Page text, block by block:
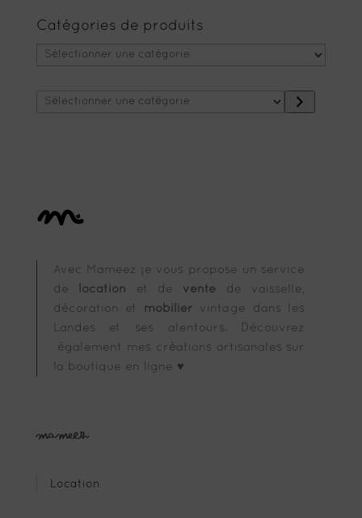
Catégories de produits
Sélectionner
Avec Mameez je vous propose un service
de
location et de vente
de vaisselle,
décoration et mobilier vintage dans les
Landes et ses alentours. Découvrez
également mes créations artisanales sur
la boutique en ligne ♥
Mameez
Location